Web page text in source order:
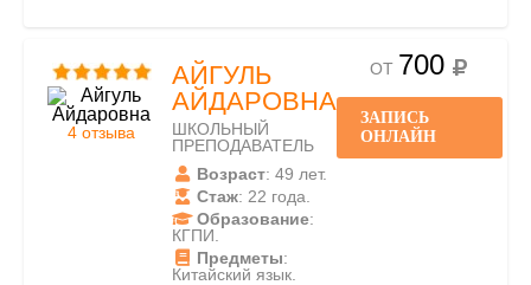
4 отзыва
АЙГУЛЬ
АЙДАРОВНА
ШКОЛЬНЫЙ
ПРЕПОДАВАТЕЛЬ
Возраст: 49 лет.
Стаж: 22 года.
Образование:
КГПИ.
Предметы:
Китайский язык.
ОТ 700
ЗАПИСЬ
ОНЛАЙН